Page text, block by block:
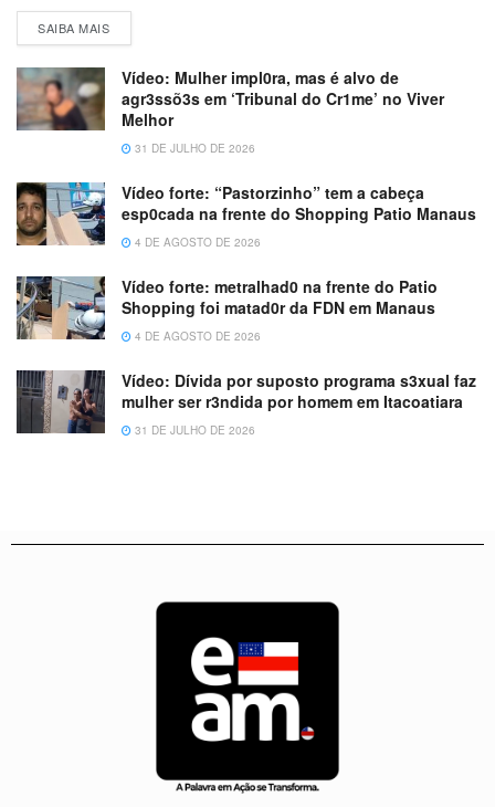
SAIBA MAIS
Vídeo: Mulher impl0ra, mas é alvo de
agr3ssõ3s em ‘Tribunal do Cr1me’ no Viver
Melhor
31 DE JULHO DE 2026
Vídeo forte: “Pastorzinho” tem a cabeça
esp0cada na frente do Shopping Patio Manaus
4 DE AGOSTO DE 2026
Vídeo forte: metralhad0 na frente do Patio
Shopping foi matad0r da FDN em Manaus
4 DE AGOSTO DE 2026
Vídeo: Dívida por suposto programa s3xual faz
mulher ser r3ndida por homem em Itacoatiara
31 DE JULHO DE 2026